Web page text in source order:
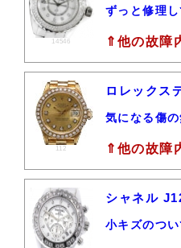
14546
ずっと修理
⇑他の故障
112
ロレックス
気になる傷
⇑他の故障
シャネル
小キズのつ